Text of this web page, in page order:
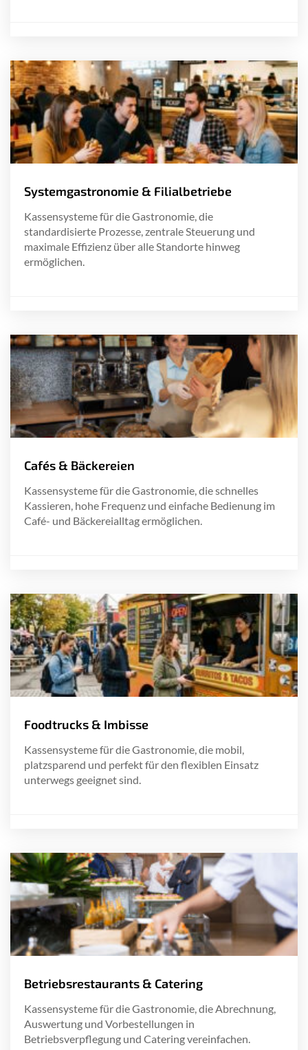
Systemgastronomie & Filialbetriebe
Kassensysteme für die Gastronomie, die
standardisierte Prozesse, zentrale Steuerung und
maximale Effizienz über alle Standorte hinweg
ermöglichen.
Cafés & Bäckereien
Kassensysteme für die Gastronomie, die schnelles
Kassieren, hohe Frequenz und einfache Bedienung im
Café- und Bäckereialltag ermöglichen.
Foodtrucks & Imbisse
Kassensysteme für die Gastronomie, die mobil,
platzsparend und perfekt für den flexiblen Einsatz
unterwegs geeignet sind.
Betriebsrestaurants & Catering
Kassensysteme für die Gastronomie, die Abrechnung,
Auswertung und Vorbestellungen in
Betriebsverpflegung und Catering vereinfachen.